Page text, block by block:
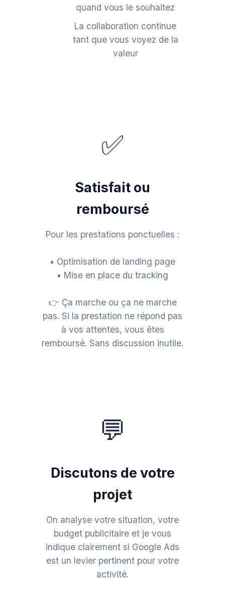
quand vous le souhaitez
La collaboration continue
tant que vous voyez de la
valeur
✅
Satisfait ou
remboursé
Pour les prestations ponctuelles :
• Optimisation de landing page
• Mise en place du tracking
👉 Ça marche ou ça ne marche
pas. Si la prestation ne répond pas
à vos attentes, vous êtes
remboursé. Sans discussion inutile.
💬
Discutons de votre
projet
On analyse votre situation, votre
budget publicitaire et je vous
indique clairement si Google Ads
est un levier pertinent pour votre
activité.